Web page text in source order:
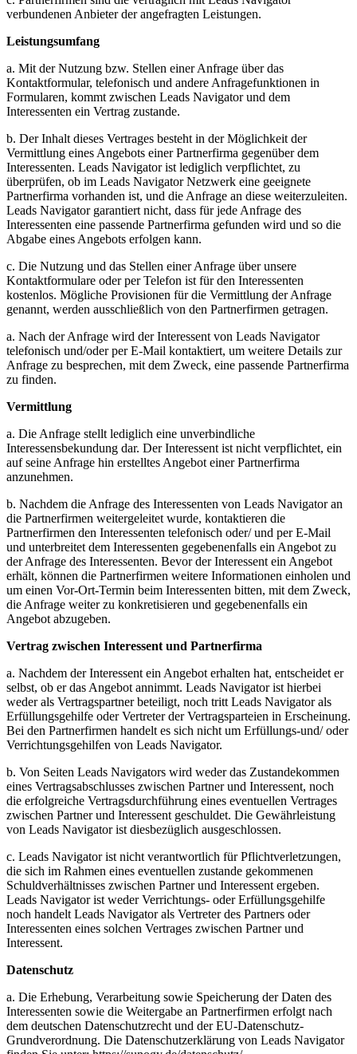
verbundenen Anbieter der angefragten Leistungen.
Leistungsumfang
a. Mit der Nutzung bzw. Stellen einer Anfrage über das
Kontaktformular, telefonisch und andere Anfragefunktionen in
Formularen, kommt zwischen Leads Navigator und dem
Interessenten ein Vertrag zustande.
b. Der Inhalt dieses Vertrages besteht in der Möglichkeit der
Vermittlung eines Angebots einer Partnerfirma gegenüber dem
Interessenten. Leads Navigator ist lediglich verpflichtet, zu
überprüfen, ob im Leads Navigator Netzwerk eine geeignete
Partnerfirma vorhanden ist, und die Anfrage an diese weiterzuleiten.
Leads Navigator garantiert nicht, dass für jede Anfrage des
Interessenten eine passende Partnerfirma gefunden wird und so die
Abgabe eines Angebots erfolgen kann.
c. Die Nutzung und das Stellen einer Anfrage über unsere
Kontaktformulare oder per Telefon ist für den Interessenten
kostenlos. Mögliche Provisionen für die Vermittlung der Anfrage
genannt, werden ausschließlich von den Partnerfirmen getragen.
a. Nach der Anfrage wird der Interessent von Leads Navigator
telefonisch und/oder per E-Mail kontaktiert, um weitere Details zur
Anfrage zu besprechen, mit dem Zweck, eine passende Partnerfirma
zu finden.
Vermittlung
a. Die Anfrage stellt lediglich eine unverbindliche
Interessensbekundung dar. Der Interessent ist nicht verpflichtet, ein
auf seine Anfrage hin erstelltes Angebot einer Partnerfirma
anzunehmen.
b. Nachdem die Anfrage des Interessenten von Leads Navigator an
die Partnerfirmen weitergeleitet wurde, kontaktieren die
Partnerfirmen den Interessenten telefonisch oder/ und per E-Mail
und unterbreitet dem Interessenten gegebenenfalls ein Angebot zu
der Anfrage des Interessenten. Bevor der Interessent ein Angebot
erhält, können die Partnerfirmen weitere Informationen einholen und
um einen Vor-Ort-Termin beim Interessenten bitten, mit dem Zweck,
die Anfrage weiter zu konkretisieren und gegebenenfalls ein
Angebot abzugeben.
Vertrag zwischen Interessent und Partnerfirma
a. Nachdem der Interessent ein Angebot erhalten hat, entscheidet er
selbst, ob er das Angebot annimmt. Leads Navigator ist hierbei
weder als Vertragspartner beteiligt, noch tritt Leads Navigator als
Erfüllungsgehilfe oder Vertreter der Vertragsparteien in Erscheinung.
Bei den Partnerfirmen handelt es sich nicht um Erfüllungs-und/ oder
Verrichtungsgehilfen von Leads Navigator.
b. Von Seiten Leads Navigators wird weder das Zustandekommen
eines Vertragsabschlusses zwischen Partner und Interessent, noch
die erfolgreiche Vertragsdurchführung eines eventuellen Vertrages
zwischen Partner und Interessent geschuldet. Die Gewährleistung
von Leads Navigator ist diesbezüglich ausgeschlossen.
c. Leads Navigator ist nicht verantwortlich für Pflichtverletzungen,
die sich im Rahmen eines eventuellen zustande gekommenen
Schuldverhältnisses zwischen Partner und Interessent ergeben.
Leads Navigator ist weder Verrichtungs- oder Erfüllungsgehilfe
noch handelt Leads Navigator als Vertreter des Partners oder
Interessenten eines solchen Vertrages zwischen Partner und
Interessent.
Datenschutz
a. Die Erhebung, Verarbeitung sowie Speicherung der Daten des
Interessenten sowie die Weitergabe an Partnerfirmen erfolgt nach
dem deutschen Datenschutzrecht und der EU-Datenschutz-
Grundverordnung. Die Datenschutzerklärung von Leads Navigator